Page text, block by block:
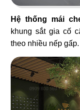
Hệ thống mái
khung sắt gia cố
theo nhiều nếp gấp.
09
ORIFOOD - LÊ VĂN
BBQ & Hotpot